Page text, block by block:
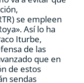
se empleen
Así lo ha
Iturbe,
de las
que en
de estos
sendas